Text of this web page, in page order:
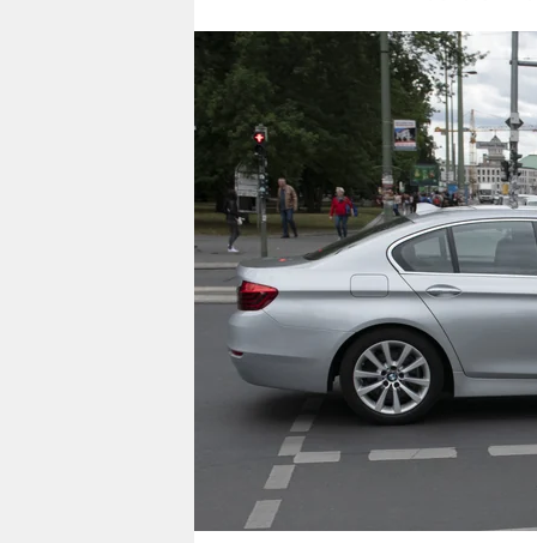
berlin
nord
wahrheit
verlag
verlag
veranstaltungen
shop
fragen & hilfe
unterstützen